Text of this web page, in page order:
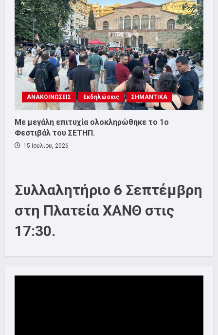
ΑΝΑΚΟΙΝΩΣΕΙΣ Εκδηλώσεις ΣΗΜΑΝΤΙΚΑ
Με μεγάλη επιτυχία ολοκληρώθηκε το 1ο
Φεστιβάλ του ΣΕΤΗΠ.
15 Ιουλίου, 2026
Συλλαλητήριο 6 Σεπτέμβρη
στη Πλατεία ΧΑΝΘ στις
17:30.